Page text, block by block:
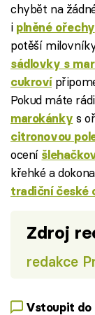
chybět na
i plněné ořechy
potěší
sádlovky s
cukroví
Pokud máte
marokánky s
citronovou
ocení
křehké a
tradiční české
Zdroj
redakce
Vstoupit do